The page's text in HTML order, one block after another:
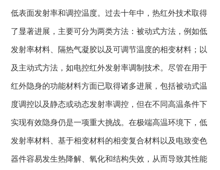
低表面发射率和调控温度。过去十年中，热红外技术取得
了显著进展，主要可分为两类方法：被动式方法，例如低
发射率材料、隔热气凝胶以及可调节温度的相变材料；以
及主动式方法，如电控红外发射率调制技术。尽管在用于
红外隐身的功能材料方面已取得诸多进展，包括被动式温
度调控以及静态或动态发射率调控，但在不同高温条件下
实现有效隐身仍是一项重大挑战。在极端高温环境下，低
发射率材料、基于相变材料的相变复合材料以及电致变色
器件容易发生热降解、氧化和结构失效，从而导致其性能